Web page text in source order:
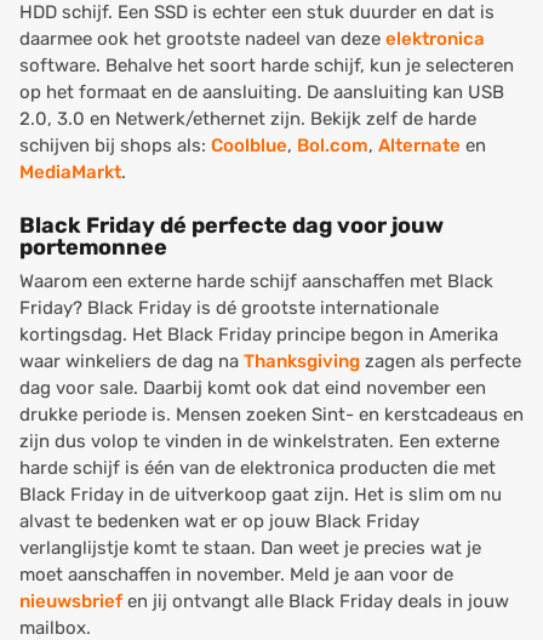
HDD schijf. Een SSD is echter een stuk duurder en dat is
daarmee ook het grootste nadeel van deze elektronica
software. Behalve het soort harde schijf, kun je selecteren
op het formaat en de aansluiting. De aansluiting kan USB
2.0, 3.0 en Netwerk/ethernet zijn. Bekijk zelf de harde
schijven bij shops als: Coolblue, Bol.com, Alternate en
MediaMarkt.
Black Friday dé perfecte dag voor jouw
portemonnee
Waarom een externe harde schijf aanschaffen met Black
Friday? Black Friday is dé grootste internationale
kortingsdag. Het Black Friday principe begon in Amerika
waar winkeliers de dag na Thanksgiving zagen als perfecte
dag voor sale. Daarbij komt ook dat eind november een
drukke periode is. Mensen zoeken Sint- en kerstcadeaus en
zijn dus volop te vinden in de winkelstraten. Een externe
harde schijf is één van de elektronica producten die met
Black Friday in de uitverkoop gaat zijn. Het is slim om nu
alvast te bedenken wat er op jouw Black Friday
verlanglijstje komt te staan. Dan weet je precies wat je
moet aanschaffen in november. Meld je aan voor de
nieuwsbriefen jij ontvangt alle Black Friday deals in jouw
mailbox.